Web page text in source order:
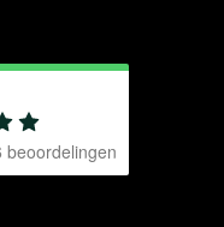
beoordelingen